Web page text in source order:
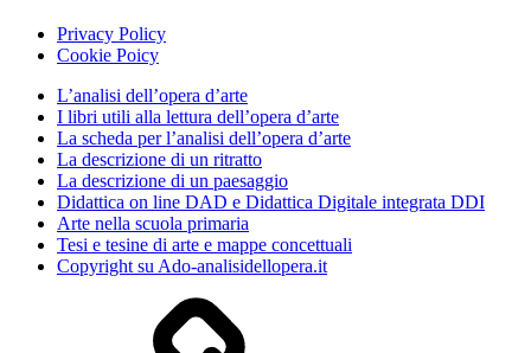
Privacy Policy
Cookie Poicy
L’analisi dell’opera d’arte
I libri utili alla lettura dell’opera d’arte
La scheda per l’analisi dell’opera d’arte
La descrizione di un ritratto
La descrizione di un paesaggio
Didattica on line DAD e Didattica Digitale integrata DDI
Arte nella scuola primaria
Tesi e tesine di arte e mappe concettuali
Copyright su Ado-analisidellopera.it